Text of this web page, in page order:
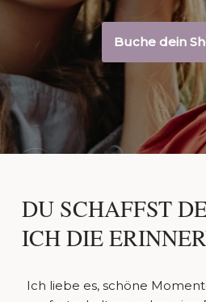
Buche dein
DU SCHAFFST
ICH DIE
Ich liebe es, schöne